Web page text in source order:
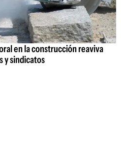
en la construcción reaviva
y sindicatos